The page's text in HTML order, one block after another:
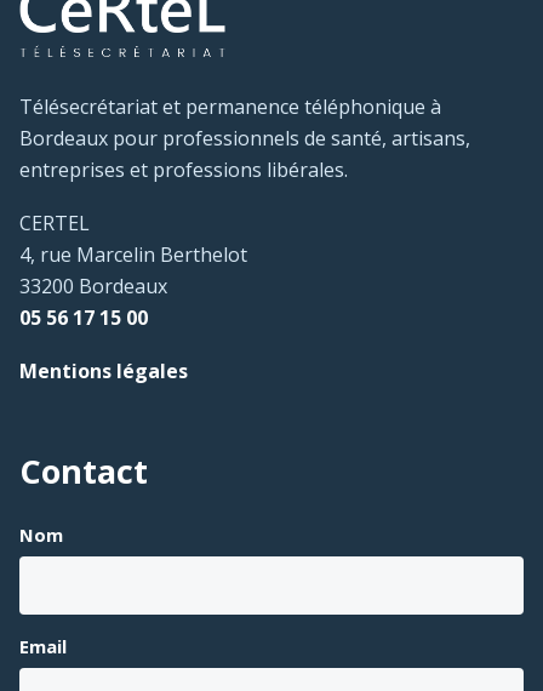
Télésecrétariat et permanence téléphonique à
Bordeaux pour professionnels de santé, artisans,
entreprises et professions libérales.
CERTEL
4, rue Marcelin Berthelot
33200 Bordeaux
05 56 17 15 00
Mentions légales
Contact
Nom
Email